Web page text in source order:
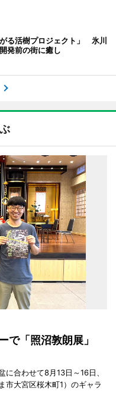
る活樹プロジェクト」 氷川
発前の街に癒し
で「照沼敦朗展」
合わせて8月13日～16日、
市大宮区桜木町1）のギャラ